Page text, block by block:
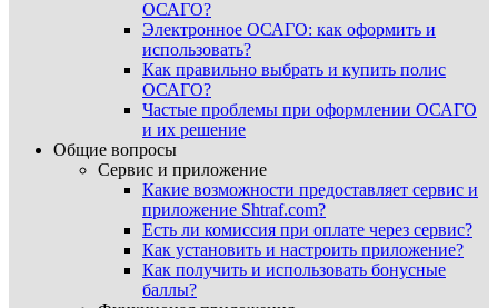
ОСАГО?
Электронное ОСАГО: как оформить и
использовать?
Как правильно выбрать и купить полис
ОСАГО?
Частые проблемы при оформлении ОСАГО
и их решение
Общие вопросы
Сервис и приложение
Какие возможности предоставляет сервис и
приложение Shtraf.com?
Есть ли комиссия при оплате через сервис?
Как установить и настроить приложение?
Как получить и использовать бонусные
баллы?